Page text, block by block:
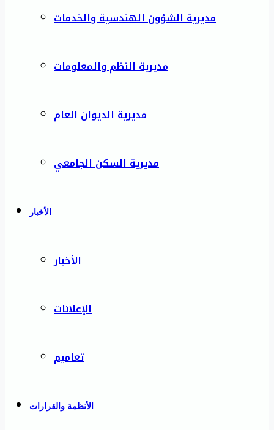
مديرية الشؤون الهندسية والخدمات
مديرية النظم والمعلومات
مديرية الديوان العام
مديرية السكن الجامعي
الأخبار
الأخبار
الإعلانات
تعاميم
الأنظمة والقرارات